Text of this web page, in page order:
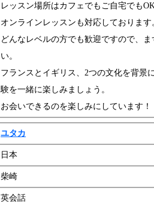
レッスン場所はカフェでもご自宅でもOK
オンラインレッスンも対応しております
どんなレベルの方でも歓迎ですので、
い。
フランスとイギリス、2つの文化を背景
験を一緒に楽しみましょう。
お会いできるのを楽しみにしています！
ユタカ
日本
柴崎
英会話